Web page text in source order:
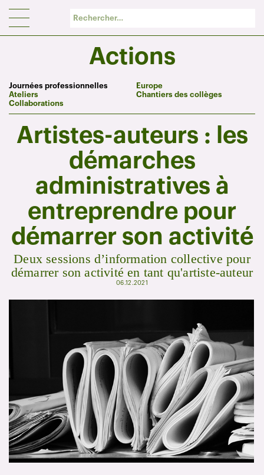
Actions
Journées professionnelles
Ateliers
Collaborations
Europe
Chantiers des collèges
Artistes-auteurs : les
démarches
administratives à
entreprendre pour
démarrer son activité
Deux sessions d’information collective pour
démarrer son activité en tant qu'artiste-auteur
06.12.2021